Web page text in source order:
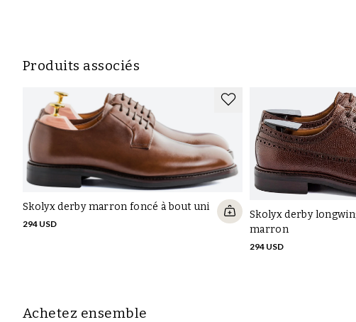
Produits associés
Skolyx derby marron foncé à bout uni
294 USD
Skolyx derby
marron
294 USD
Achetez ensemble